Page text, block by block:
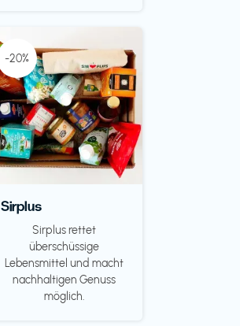
-20%
Sirplus
Sirplus rettet
überschüssige
Lebensmittel und macht
nachhaltigen Genuss
möglich.